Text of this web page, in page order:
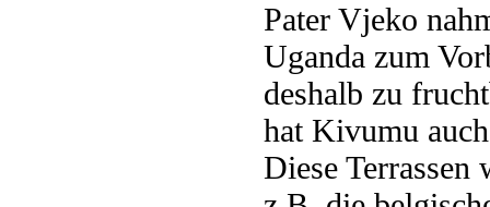
Pater Vjeko
Uganda zum
deshalb zu
hat Kivumu
Diese